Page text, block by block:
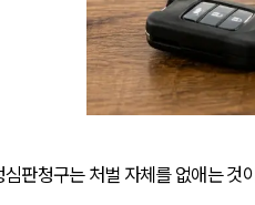
판청구는 처벌 자체를 없애는 것